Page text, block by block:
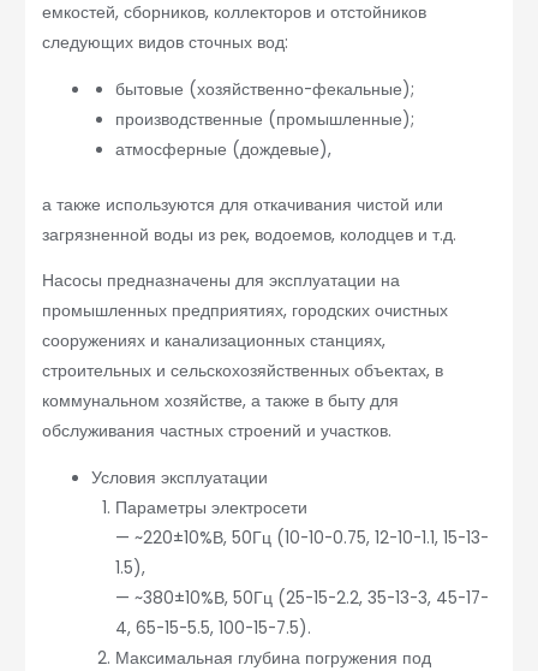
емкостей, сборников, коллекторов и отстойников
следующих видов сточных вод:
бытовые (хозяйственно-фекальные);
производственные (промышленные);
атмосферные (дождевые),
а также используются для откачивания чистой или
загрязненной воды из рек, водоемов, колодцев и т.д.
Насосы предназначены для эксплуатации на
промышленных предприятиях, городских очистных
сооружениях и канализационных станциях,
строительных и сельскохозяйственных объектах, в
коммунальном хозяйстве, а также в быту для
обслуживания частных строений и участков.
Условия эксплуатации
Параметры электросети
— ~220±10%В, 50Гц (10-10-0.75, 12-10-1.1, 15-13-
1.5),
— ~380±10%В, 50Гц (25-15-2.2, 35-13-3, 45-17-
4, 65-15-5.5, 100-15-7.5).
Максимальная глубина погружения под